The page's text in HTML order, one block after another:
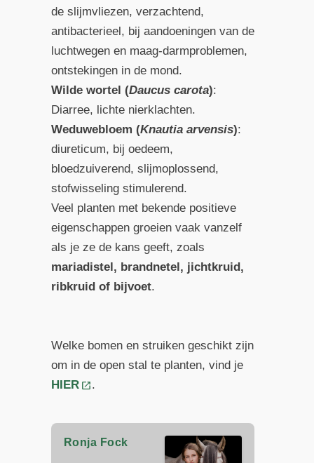
de slijmvliezen, verzachtend,
antibacterieel, bij aandoeningen van de
luchtwegen en maag-darmproblemen,
ontstekingen in de mond.
Wilde wortel (Daucus carota):
Diarree, lichte nierklachten.
Weduwebloem (Knautia arvensis):
diureticum, bij oedeem,
bloedzuiverend, slijmoplossend,
stofwisseling stimulerend.
Veel planten met bekende positieve
eigenschappen groeien vaak vanzelf
als je ze de kans geeft, zoals
mariadistel, brandnetel, jichtkruid,
ribkruid of bijvoet.
Welke bomen en struiken geschikt zijn
om in de open stal te planten, vind je
HIER
.
Ronja Fock